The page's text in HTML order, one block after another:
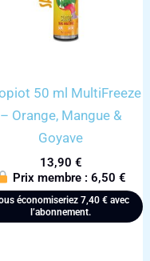
50 ml MultiFreeze
– Orange, Mangue &
Goyave
13,90 €
Prix membre :6,50€
économiseriez7,40€ avec
l’abonnement.